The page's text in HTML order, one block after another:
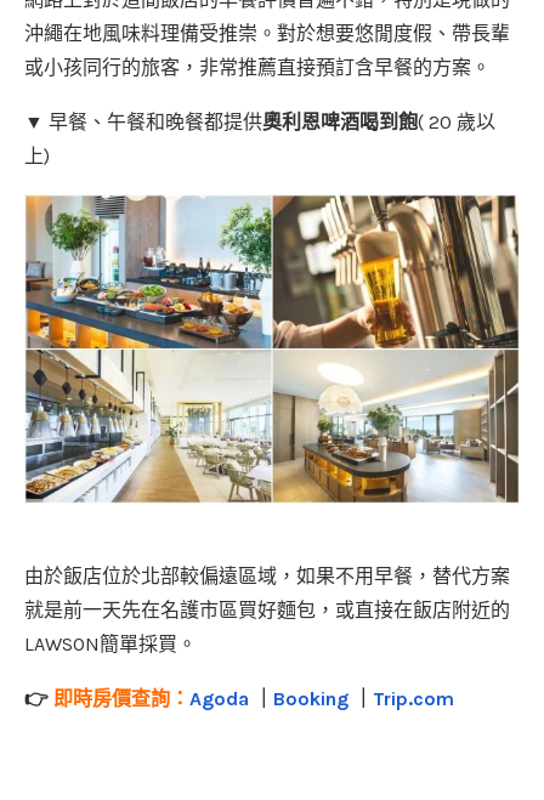
沖繩在地風味料理備受推崇。對於想要悠閒度假、帶長輩
或小孩同行的旅客，非常推薦直接預訂含早餐的方案。
▼ 早餐、午餐和晚餐都提供奧利恩啤酒喝到飽( 20 歲以
上)
由於飯店位於北部較偏遠區域，如果不用早餐，替代方案
就是前一天先在名護市區買好麵包，或直接在飯店附近的
LAWSON簡單採買。
👉 即時房價查詢： Agoda Booking Trip.com